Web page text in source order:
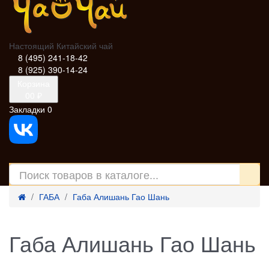
Настоящий Китайский чай
8 (495) 241-18-42
8 (925) 390-14-24
Закладки 0
ГАБА Габа Алишань Гао Шань
Габа Алишань Гао Шань